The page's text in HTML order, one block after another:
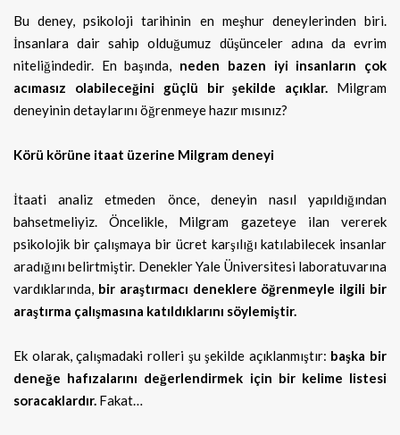
Bu deney, psikoloji tarihinin en meşhur deneylerinden biri.
İnsanlara dair sahip olduğumuz düşünceler adına da evrim
niteliğindedir. En başında, neden bazen iyi insanların çok
acımasız olabileceğini güçlü bir şekilde açıklar. Milgram
deneyinin detaylarını öğrenmeye hazır mısınız?
Körü körüne itaat üzerine Milgram deneyi
İtaati analiz etmeden önce, deneyin nasıl yapıldığından
bahsetmeliyiz. Öncelikle, Milgram gazeteye ilan vererek
psikolojik bir çalışmaya bir ücret karşılığı katılabilecek insanlar
aradığını belirtmiştir. Denekler Yale Üniversitesi laboratuvarına
vardıklarında, bir araştırmacı deneklere öğrenmeyle ilgili bir
araştırma çalışmasına katıldıklarını söylemiştir.
Ek olarak, çalışmadaki rolleri şu şekilde açıklanmıştır: başka bir
deneğe hafızalarını değerlendirmek için bir kelime listesi
soracaklardır. Fakat…